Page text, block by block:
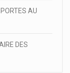
AU
DES